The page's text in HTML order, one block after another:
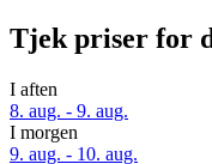
Tjek priser for
I aften
8. aug. - 9. aug.
I morgen
9. aug. - 10. aug.